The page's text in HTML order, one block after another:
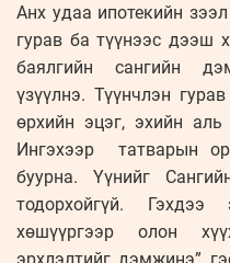
Анх удаа ипотекийн
гурав ба түүнээс дээш
баялгийн сангийн
үзүүлнэ. Түүнчлэн
өрхийн эцэг, эхийн аль
Ингэхээр татварын
буурна. Үүнийг
тодорхойгүй.
хөшүүргээр олон
эрхлэлтийг дэмжинэ”